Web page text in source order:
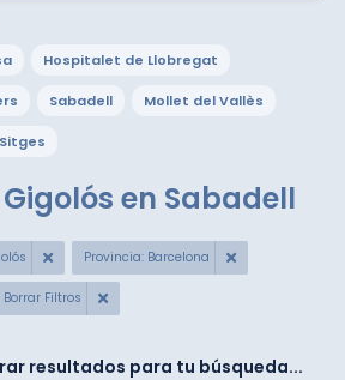
Hospitalet de Llobregat
Sabadell Mollet del Vallès
Sitges
en Sabadell
Provincia: Barcelona
Borrar Filtros
resultados para tu búsqueda...